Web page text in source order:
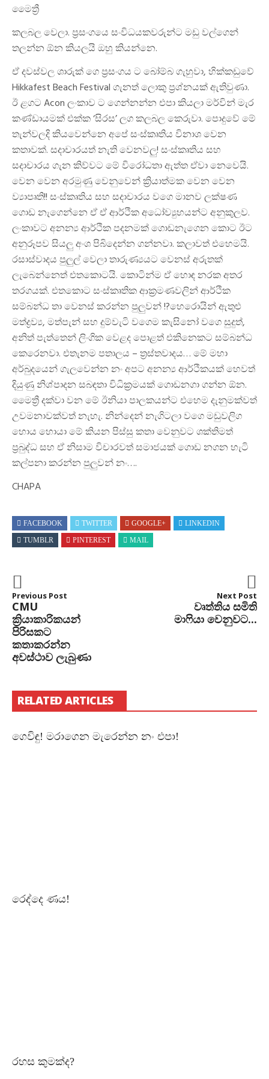
මෛත්‍රී
කලබල වෙලා. ප්‍රසංගයෙ සංවිධයකවරුන්ට මඩු වල්ගෙන්
තලන්න ඕන කියලයි ඔහු කියන්නෙ.
ඒ දවස්වල ශාරුක් ගෙ ප්‍රසංගය ට බෝම්බ ගැහුවා, හික්කඩුවේ
Hikkafest Beach Festival ගැනත් ලොකු ප්‍රශ්නයක් ඇතිවුණා.
ඊ ළගට Acon ලංකාව ට ගෙන්නන්න එපා කියලා මර්වින් මැර
කණ්ඩායමක් එක්ක ‘සිරස’ ලග කලබල කෙරුවා. පොදුවේ මේ
තැන්වලදි කියවෙන්නෙ අපේ සංස්කෘතිය විනාශ වෙන
කතාවක්. සදාචාරයත් නැති වෙනවලු! සංස්කෘතිය සහ
සදාචාරය ගැන කිව්වට මේ විරෝධතා ඇත්ත ඒවා නෙවෙයි.
වෙන වෙන අරමුණු වෙනුවෙන් ක්‍රියාත්මක වෙන වෙන
ව්‍යාපෘති!! සංස්කෘතිය සහ සදාචාරය වගෙ මානව ලක්ෂණ
ගොඩ නැගෙන්නෙ ඒ ඒ ආර්ථික අධෝව්‍යුහයන්ට අනුකුලව.
ලංකාවට අනන්‍ය ආර්ථික පදනමක් ගොඩනැගෙන කොට ඊට
අනුරූපව සියලු අංශ පිබිදෙන්න ගන්නවා. කලාවත් එහෙමයි.
රසාස්වාදය පුලුල් වෙලා තාරුණ්‍යයට වෙනස් අරුතක්
ලැබෙන්නෙත් එතකොටයි. කොටින්ම ඒ හොඳ නරක අතර
තරගයක්. එතකොට සංස්කෘතික ආක්‍රමණවලින් ආර්ථික
සම්බන්ධ තා වෙනස් කරන්න පුලුවන් !?හෙරොයින් ඇතුළු
මත්ද්‍රව්‍ය, මත්පැන් සහ දුම්වැටි වගෙම කැසිනෝ වගෙ සුදුත්,
අනිත් පැත්තෙන් ලිංගික වෙළද පොළත් එකිනෙකට සම්බන්ධ
කෙරෙනවා. එතැනම පතාලය – ත්‍රස්තවාදය… මේ මහා
අර්බුදයෙන් ගැලවෙන්න නං අපට අනන්‍ය ආර්ථිකයක් හෙවත්
දියුණු නිශ්පාදන සබඳතා විධික්‍රමයක් ගොඩනගා ගන්න ඕන.
මෛත්‍රී දක්වා වන මේ ඊනියා පාලකයන්ට එහෙම දැනුමක්වත්
උවමනාවක්වත් නැහැ. නින්දෙන් නැගිටලා වගෙ මඩුවලිග
හොය හොයා මේ කියන පිස්සු කතා වෙනුවට ශක්තිමත්
ප්‍රබුද්ධ සහ ඒ නිසාම විචාරවත් සමාජයක් ගොඩ නගන හැටි
කල්පනා කරන්න පුලුවන් නං….
CHAPA
FACEBOOK TWITTER GOOGLE+
LINKEDIN
TUMBLR
PINTEREST MAIL
Previous Post
CMU
ක්‍රියාකාරිකයන්
පිරිසකට
කතාකරන්න
අවස්ථාව ලැබුණා
Next Post
වෘත්තිය සමිති
මාෆියා වෙනුවට...
RELATED ARTICLES
ගෙවිඳු! මරාගෙන මැරෙන්න නං එපා!
රෙද්දෙ ණය!
රහස කුමක්ද?